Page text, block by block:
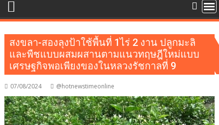
สงขลา-สองลุงป้าใช้พื้นที่ 1ไร่ 2 งาน ปลูกมะลิ
และพืชแบบผสมผสานตามแนวทฤษฎีใหม่แบบ
เศรษฐกิจพอเพียงของในหลวงรัชกาลที่ 9
07/08/2024 @hotnewstimeonline